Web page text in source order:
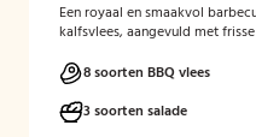
Een royaal en smaakvol
kalfsvlees, aangevuld met
streekgebonden smaken voor
8 soorten BBQ vlees
3 soorten salade